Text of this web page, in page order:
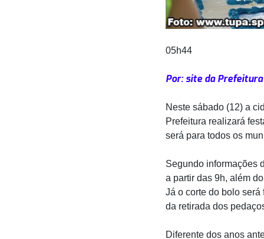
05h44
Por: site da Prefeitura
Neste sábado (12) a
Prefeitura realizará
será para todos os
Segundo informações
a partir das 9h, além
Já o corte do bolo
da retirada dos
Diferente dos anos